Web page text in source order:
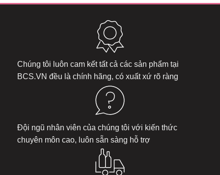
Chúng tôi luôn cam kết tất cả các sản phẩm tại
BCS.VN đều là chính hãng, có xuất xứ rõ ràng
Đội ngũ nhân viên của chúng tôi với kiến thức
chuyên môn cao, luôn sẵn sàng hỗ trợ